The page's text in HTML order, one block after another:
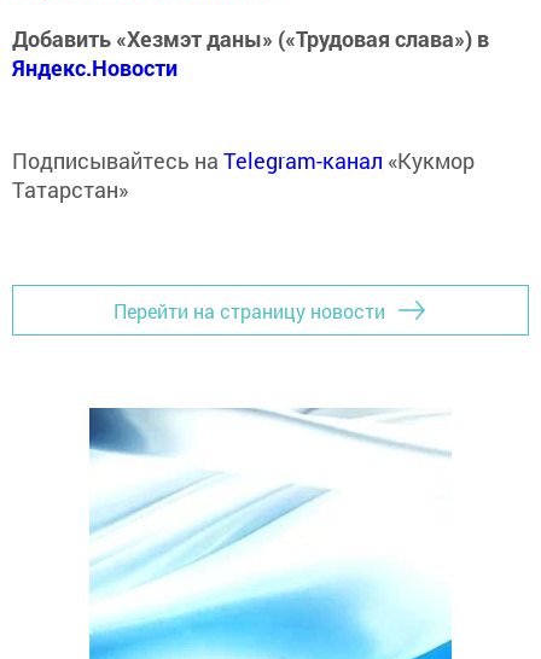
Добавить «Хезмэт даны» («Трудовая слава») в
Яндекс.Новости
Подписывайтесь на Telegram-канал «Кукмор
Татарстан»
Перейти на страницу новости